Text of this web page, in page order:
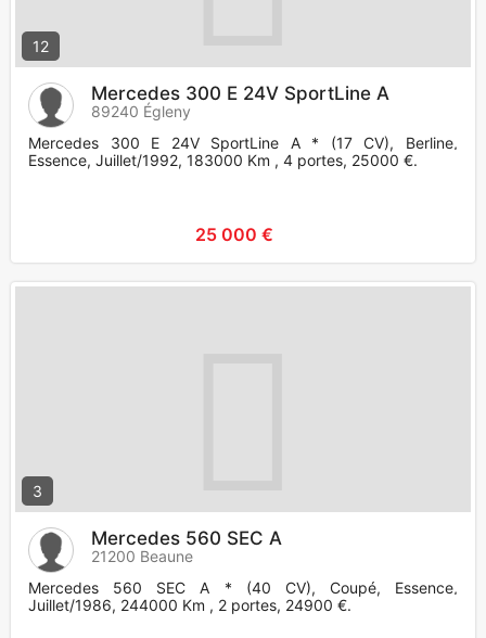
12
Mercedes 300 E 24V SportLine A
89240 Égleny
Mercedes 300 E 24V SportLine A * (17 CV), Berline,
Essence, Juillet/1992, 183000 Km , 4 portes, 25000 €.
25 000 €
3
Mercedes 560 SEC A
21200 Beaune
Mercedes 560 SEC A * (40 CV), Coupé, Essence,
Juillet/1986, 244000 Km , 2 portes, 24900 €.